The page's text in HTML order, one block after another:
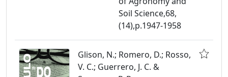
Soil Science,68,
(14),p.1947-1958
Glison, N.; Romero, D.; Rosso,
V. C.; Guerrero, J. C. &